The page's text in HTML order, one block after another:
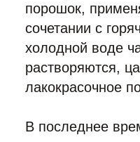
порошок,
сочетании с
холодной воде
растворяются,
лакокрасочное
В последнее